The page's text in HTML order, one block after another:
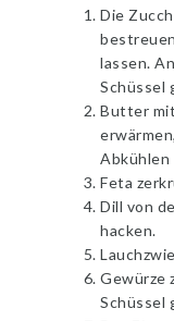
Die
lassen.
Schüssel
Butter
Abkühlen
Feta
Dill von
hacken.
Gewürze
Schüssel